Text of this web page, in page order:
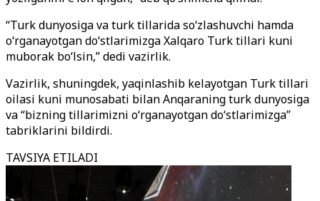
“Turk dunyosiga va turk tillarida so‘zlashuvchi hamda
o‘rganayotgan do‘stlarimizga Xalqaro Turk tillari kuni
muborak bo‘lsin,” dedi vazirlik.
Vazirlik, shuningdek, yaqinlashib kelayotgan Turk tillari
oilasi kuni munosabati bilan Anqaraning turk dunyosiga
va “bizning tillarimizni o‘rganayotgan do‘stlarimizga”
tabriklarini bildirdi.
TAVSIYA ETILADI